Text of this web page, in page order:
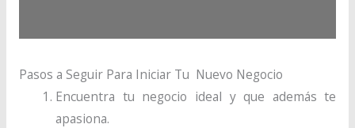
Pasos a Seguir Para Iniciar Tu Nuevo Negocio
Encuentra tu negocio ideal y que además te
apasiona.